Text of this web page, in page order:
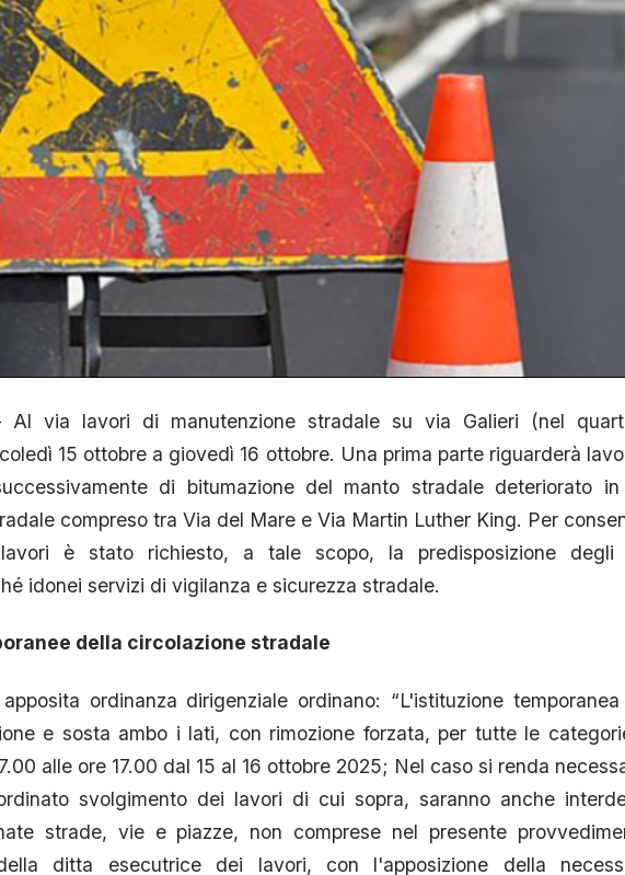
Al via lavori di manutenzione stradale su via Galieri (nel
15 ottobre a giovedì 16 ottobre. Una prima parte riguarderà
di bitumazione del manto stradale deteriorato
compreso tra Via del Mare e Via Martin Luther King. Per
lavori è stato richiesto, a tale scopo, la predisposizione degli
idonei servizi di vigilanza e sicurezza stradale.
della circolazione stradale
ordinanza dirigenziale ordinano: “L'istituzione
e sosta ambo i lati, con rimozione forzata, per tutte le
alle ore 17.00 dal 15 al 16 ottobre 2025; Nel caso si renda
svolgimento dei lavori di cui sopra, saranno anche
strade, vie e piazze, non comprese nel presente
ditta esecutrice dei lavori, con l'apposizione della